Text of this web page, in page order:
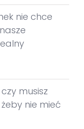
nie chce
musisz
nie mieć